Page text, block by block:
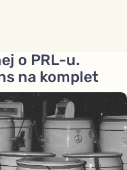
o PRL-u.
na komplet